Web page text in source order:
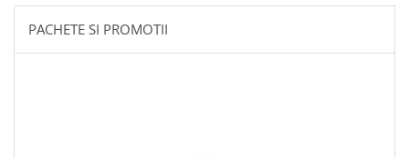
PACHETE SI PROMOTII